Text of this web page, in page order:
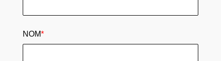
NOM*